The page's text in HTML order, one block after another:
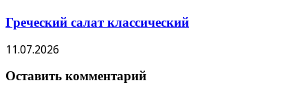
Греческий салат классический
11.07.2026
Оставить комментарий